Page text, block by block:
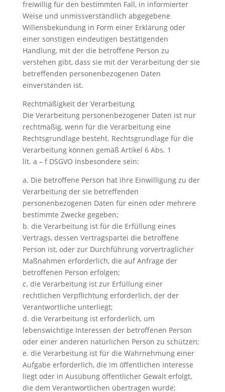
freiwillig für den bestimmten Fall, in informierter
Weise und unmissverständlich abgegebene
Willensbekundung in Form einer Erklärung oder
einer sonstigen eindeutigen bestätigenden
Handlung, mit der die betroffene Person zu
verstehen gibt, dass sie mit der Verarbeitung der sie
betreffenden personenbezogenen Daten
einverstanden ist.
Rechtmäßigkeit der Verarbeitung
Die Verarbeitung personenbezogener Daten ist nur
rechtmäßig, wenn für die Verarbeitung eine
Rechtsgrundlage besteht. Rechtsgrundlage für die
Verarbeitung können gemäß Artikel 6 Abs. 1
lit. a – f DSGVO insbesondere sein:
a. Die betroffene Person hat ihre Einwilligung zu der
Verarbeitung der sie betreffenden
personenbezogenen Daten für einen oder mehrere
bestimmte Zwecke gegeben;
b. die Verarbeitung ist für die Erfüllung eines
Vertrags, dessen Vertragspartei die betroffene
Person ist, oder zur Durchführung vorvertraglicher
Maßnahmen erforderlich, die auf Anfrage der
betroffenen Person erfolgen;
c. die Verarbeitung ist zur Erfüllung einer
rechtlichen Verpflichtung erforderlich, der der
Verantwortliche unterliegt;
d. die Verarbeitung ist erforderlich, um
lebenswichtige Interessen der betroffenen Person
oder einer anderen natürlichen Person zu schützen;
e. die Verarbeitung ist für die Wahrnehmung einer
Aufgabe erforderlich, die im öffentlichen Interesse
liegt oder in Ausübung öffentlicher Gewalt erfolgt,
die dem Verantwortlichen übertragen wurde;